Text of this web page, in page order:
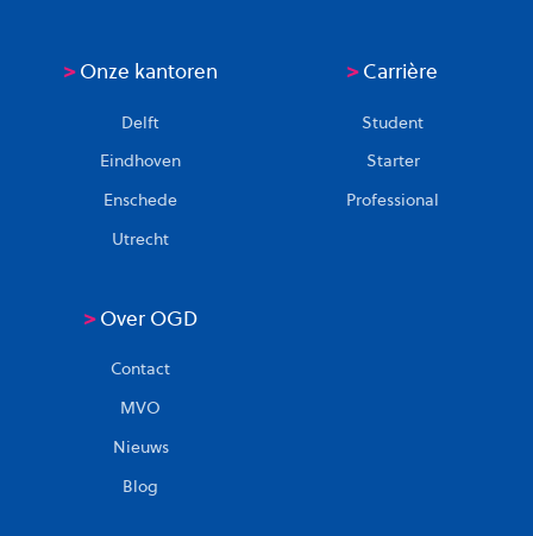
>Onze kantoren
Delft
Eindhoven
Enschede
Utrecht
>Carrière
Student
Starter
Professional
>Over OGD
Contact
MVO
Nieuws
Blog